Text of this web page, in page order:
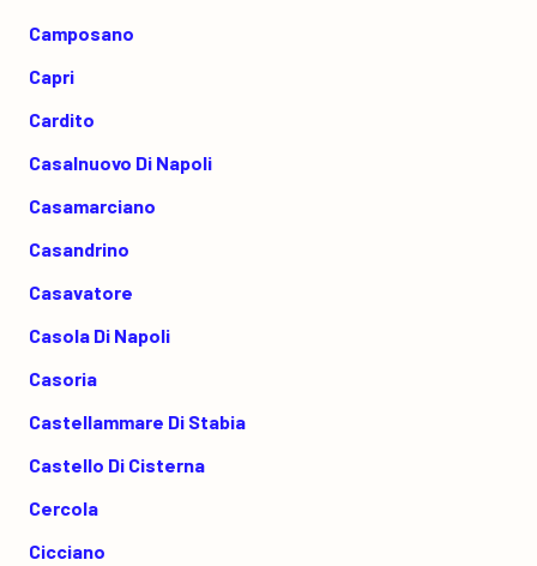
Camposano
Capri
Cardito
Casalnuovo Di Napoli
Casamarciano
Casandrino
Casavatore
Casola Di Napoli
Casoria
Castellammare Di Stabia
Castello Di Cisterna
Cercola
Cicciano